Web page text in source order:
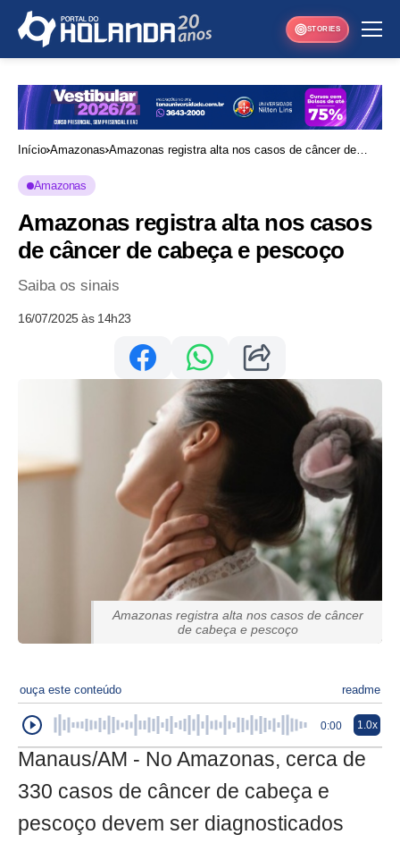
STORIES
Início Amazonas Amazonas registra alta nos casos de câncer de
Amazonas
Amazonas registra alta nos casos
de câncer de cabeça e pescoço
Saiba os sinais
16/07/2025 às 14h23
Amazonas registra alta nos casos de câncer
de cabeça e pescoço
ouça este conteúdo readme
0:00 1.0x
Manaus/AM - No Amazonas, cerca de
330 casos de câncer de cabeça e
pescoço devem ser diagnosticados